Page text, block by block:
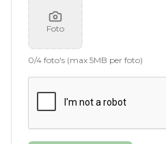
Foto
0/4 foto's (max 5MB per foto)